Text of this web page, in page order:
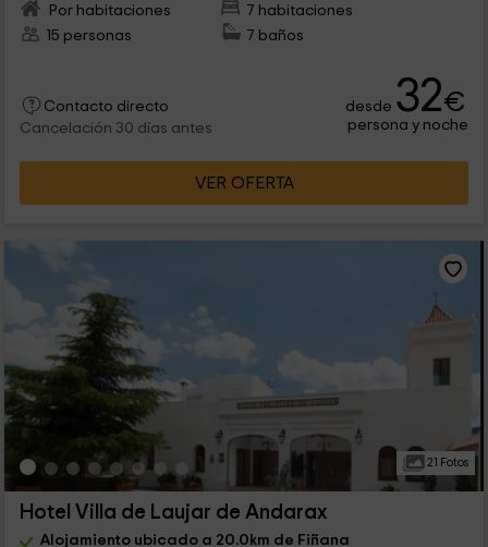
Por habitaciones
7 habitaciones
15 personas
7 baños
Contacto directo
Cancelación 30 días antes
desde 32€
persona y noche
VER OFERTA
21 Fotos
Hotel Villa de Laujar de Andarax
Alojamiento ubicado a 20.0km de Fiñana